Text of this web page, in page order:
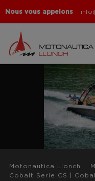
Nous vous appelons
Motonautica Llonch
Cobalt Serie CS